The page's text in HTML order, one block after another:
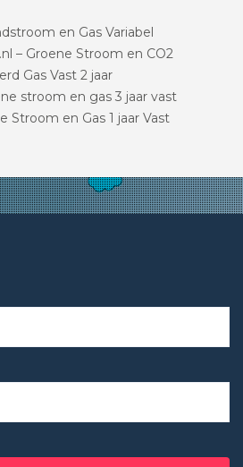
en Gas Variabel
– Groene Stroom en CO2
Gas Vast 2 jaar
stroom en gas 3 jaar vast
Stroom en Gas 1 jaar Vast